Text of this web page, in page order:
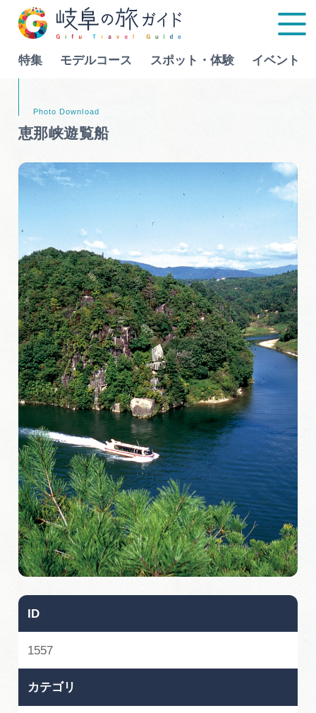
特集 モデルコース スポット・体験 イベント
特集
スポット・体験
イベント
グルメ
旅の予約
アクセス
インフォメーション
ぎふ旅レポーター記事
早わかり岐阜
買い物・お土産
体験予約サイト「ＶＩＳＩＴ岐阜県」
Language
行きたいリストを見る
恵那峡遊覧船
ID
1557
カテゴリ